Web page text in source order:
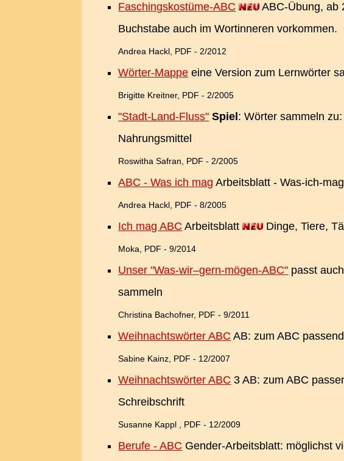
Faschingskostüme-ABC
ABC-Übung, ab
Buchstabe auch im Wortinneren vorkommen.
Andrea Hackl, PDF - 2/2012
Wörter-Mappe eine Version zum Lernwörter
Brigitte Kreitner, PDF - 2/2005
"Stadt-Land-Fluss" Spiel : Wörter sammeln
Nahrungsmittel
Roswitha Safran, PDF - 2/2005
ABC - Was ich mag Arbeitsblatt - Was-ich-
Andrea Hackl, PDF - 8/2005
Ich mag ABC Arbeitsblatt Dinge, Tiere,
Moka, PDF - 9/2014
Unser "Was-wir–gern-mögen-ABC" passt
sammeln
Christina Bachofner, PDF - 9/2011
Weihnachtswörter ABC AB: zum ABC
Sabine Kainz, PDF - 12/2007
Weihnachtswörter ABC 3 AB: zum ABC
Schreibschrift
Susanne Kappl , PDF - 12/2009
Berufe - ABC Gender-Arbeitsblatt: möglichst